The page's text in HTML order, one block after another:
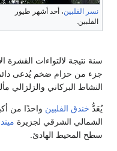
نسر الفلبين، أحد أشهر طيور
الفلبين.
سنة نتيجة لالتواءات القشرة
جزء من حزام ضخم يُدعى دائرة
النشاط البركاني والزلزالي
يُعَدُّ خندق الفلبين واحدًا من
الشمالي الشرقي لجزيرة
سطح المحيط الهادئ.